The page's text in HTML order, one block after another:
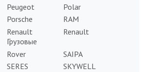
Peugeot
Polar
Porsche
RAM
Renault
Грузовые
Renault
Rover
SAIPA
SERES
SKYWELL